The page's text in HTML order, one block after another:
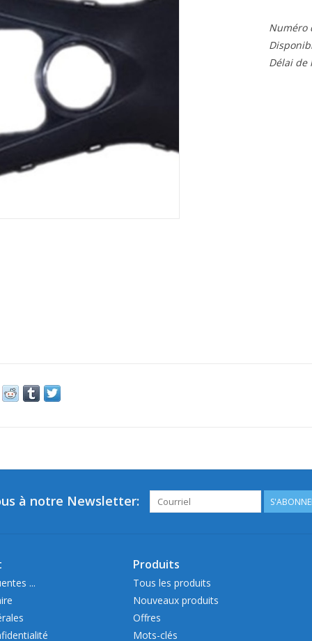
Numéro
Délai de
à notre Newsletter:
...
Produits
Tous les produits
Nouveaux produits
Offres
Mots-clés